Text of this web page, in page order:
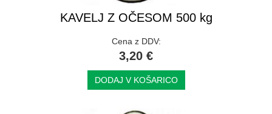
KAVELJ Z OČESOM 500 kg
Cena z DDV:
3,20 €
DODAJ V KOŠARICO